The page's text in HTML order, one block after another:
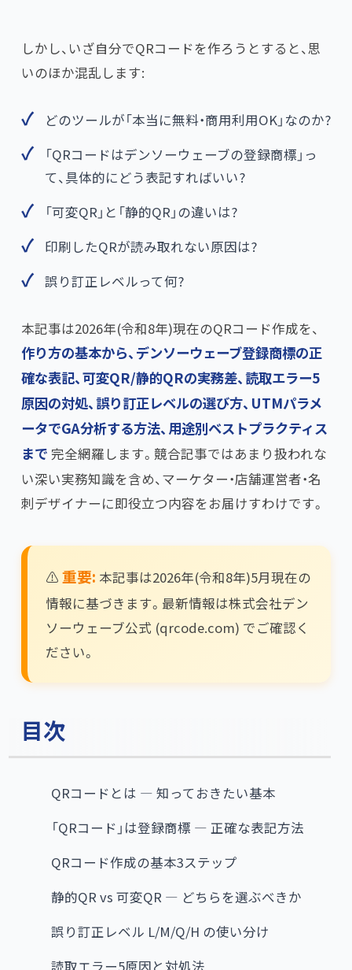
しかし、いざ自分でQRコードを作ろうとすると、思
いのほか混乱します:
どのツールが「本当に無料・商用利用OK」なのか?
「QRコードはデンソーウェーブの登録商標」っ
て、具体的にどう表記すればいい?
「可変QR」と「静的QR」の違いは?
印刷したQRが読み取れない原因は?
誤り訂正レベルって何?
本記事は2026年(令和8年)現在のQRコード作成を、​
作り方の基本から、デンソーウェーブ登録商標の正
確な表記、可変QR/静的QRの実務差、読取エラー5
原因の対処、誤り訂正レベルの選び方、UTMパラメ
ータでGA分析する方法、用途別ベストプラクティス
まで 完全網羅します。競合記事ではあまり扱われな
い深い実務知識を含め、マーケター・店舗運営者・名
刺デザイナーに即役立つ内容をお届けすわけです。
⚠️ 重要: 本記事は2026年(令和8年)5月現在の
情報に基づきます。最新情報は株式会社デン
ソーウェーブ公式 (qrcode.com) でご確認く
ださい。
目次
QRコードとは — 知っておきたい基本
「QRコード」は登録商標 — 正確な表記方法
QRコード作成の基本3ステップ
静的QR vs 可変QR — どちらを選ぶべきか
誤り訂正レベル L/M/Q/H の使い分け
読取エラー5原因と対処法